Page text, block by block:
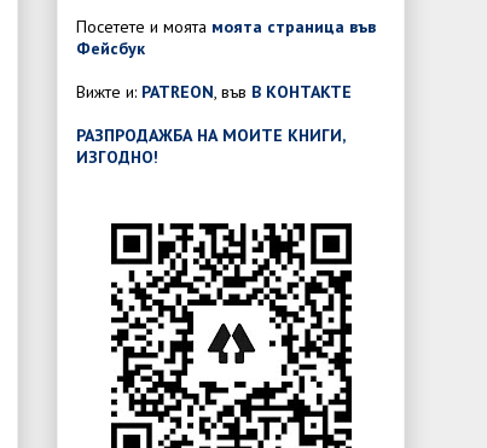
Посетете и моята моята страница във
Фейсбук
Вижте и: PATREON , във В КОНТАКТЕ
РАЗПРОДАЖБА НА МОИТЕ КНИГИ,
ИЗГОДНО!